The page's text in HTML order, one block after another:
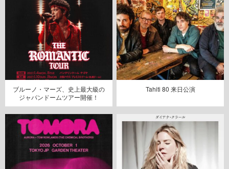
ブルーノ・マーズ、史上最大級の
ジャパンドームツアー開催！
Tahiti 80 来日公演